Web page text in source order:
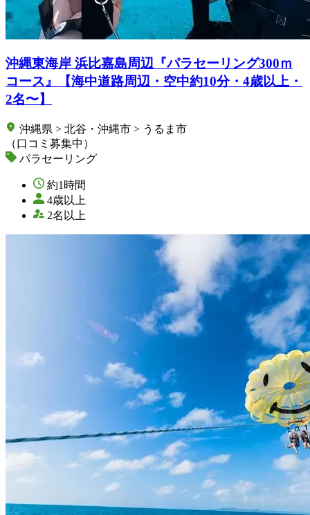
沖縄東海岸 浜比嘉島周辺『パラセーリング300ｍ
コース』【海中道路周辺・空中約10分・4歳以上・
2名〜】
沖縄県 > 北谷・沖縄市 > うるま市
（口コミ募集中）
パラセーリング
約1時間
4歳以上
2名以上